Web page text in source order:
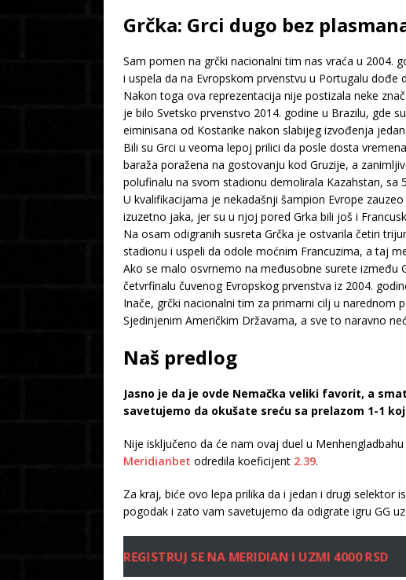
Grčka: Grci dugo bez
Sam pomen na grčki nacionalni tim nas vraća u 2004.
i uspela da na Evropskom prvenstvu u Portugalu
Nakon toga ova reprezentacija nije postizala neke
je bilo Svetsko prvenstvo 2014. godine u Brazilu, gde
eiminisana od Kostarike nakon slabijeg izvođenja
Bili su Grci u veoma lepoj prilici da posle dosta
baraža poražena na gostovanju kod Gruzije, a
polufinalu na svom stadionu demolirala Kazahstan, sa
U kvalifikacijama je nekadašnji šampion Evrope
izuzetno jaka, jer su u njoj pored Grka bili još i
Na osam odigranih susreta Grčka je ostvarila četiri
stadionu i uspeli da odole moćnim Francuzima, a taj
Ako se malo osvrnemo na međusobne surete između
četvrfinalu čuvenog Evropskog prvenstva iz 2004.
Inače, grčki nacionalni tim za primarni cilj u narednom
Sjedinjenim Američkim Državama, a sve to naravno
Naš predlog
Jasno je da je ovde Nemačka veliki favorit, a
savetujemo da okušate sreću sa prelazom 1-1
Nije isključeno da će nam ovaj duel u
Meridianbet odredila koeficijent 2.39.
Za kraj, biće ovo lepa prilika da i jedan i drugi selektor
pogodak i zato vam savetujemo da odigrate igru GG
REGISTRUJ SE NA MERIDIAN I UZMI 4000 RSD